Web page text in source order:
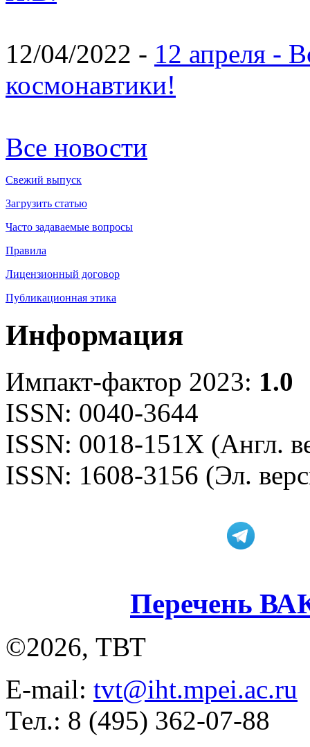
12/04/2022 - 12 апреля -
космонавтики!
Все новости
Свежий выпуск
Загрузить статью
Часто задаваемые вопросы
Правила
Лицензионный договор
Публикационная этика
Информация
Импакт-фактор 2023: 1.0
ISSN: 0040-3644
ISSN: 0018-151X (Англ.
ISSN: 1608-3156 (Эл.
Перечень
©2026, ТВТ
E-mail: tvt@iht.mpei.ac.ru
Тел.: 8 (495) 362-07-88